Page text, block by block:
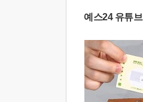
예스24 유튜브